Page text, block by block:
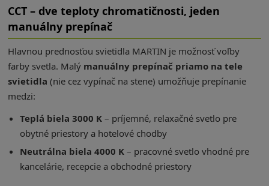
CCT – dve teploty chromatičnosti, jeden
manuálny prepínač
Hlavnou prednosťou svietidla MARTIN je možnosť voľby
farby svetla. Malý manuálny prepínač priamo na tele
svietidla (nie cez vypínač na stene) umožňuje prepínanie
medzi:
Teplá biela 3000 K – príjemné, relaxačné svetlo pre
obytné priestory a hotelové chodby
Neutrálna biela 4000 K – pracovné svetlo vhodné pre
kancelárie, recepcie a obchodné priestory